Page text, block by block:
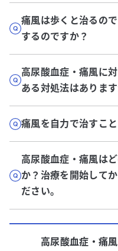
痛風は歩くと治るの
するのですか？
高尿酸血症・痛風に
ある対処法はあります
痛風を自力で治すこ
高尿酸血症・痛風は
か？治療を開始して
ださい。
高尿酸血症・痛風